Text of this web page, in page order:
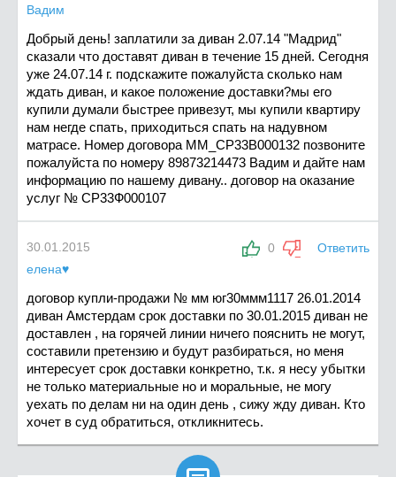
Вадим
Добрый день! заплатили за диван 2.07.14 "Мадрид"
сказали что доставят диван в течение 15 дней. Сегодня
уже 24.07.14 г. подскажите пожалуйста сколько нам
ждать диван, и какое положение доставки?мы его
купили думали быстрее привезут, мы купили квартиру
нам негде спать, приходиться спать на надувном
матрасе. Номер договора ММ_СР33В000132 позвоните
пожалуйста по номеру 89873214473 Вадим и дайте нам
информацию по нашему дивану.. договор на оказание
услуг № СР33Ф000107
0 Ответить
30.01.2015
елена♥
договор купли-продажи № мм юг30ммм1117 26.01.2014
диван Амстердам срок доставки по 30.01.2015 диван не
доставлен , на горячей линии ничего пояснить не могут,
составили претензию и будут разбираться, но меня
интересует срок доставки конкретно, т.к. я несу убытки
не только материальные но и моральные, не могу
уехать по делам ни на один день , сижу жду диван. Кто
хочет в суд обратиться, откликнитесь.